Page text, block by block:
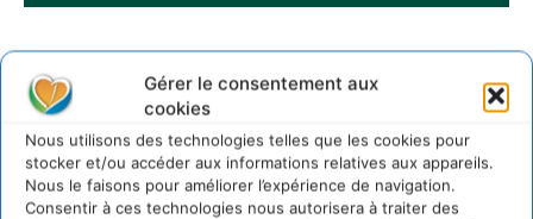
Gérer le consentement aux
cookies
Nous utilisons des technologies telles que les cookies pour
stocker et/ou accéder aux informations relatives aux appareils.
Nous le faisons pour améliorer l’expérience de navigation.
Consentir à ces technologies nous autorisera à traiter des
Sur Cdurable
Comment le sol français a perdu sa mémoire
hydrique et déréglé tout le territoire (2020-2026)
2 août 2026